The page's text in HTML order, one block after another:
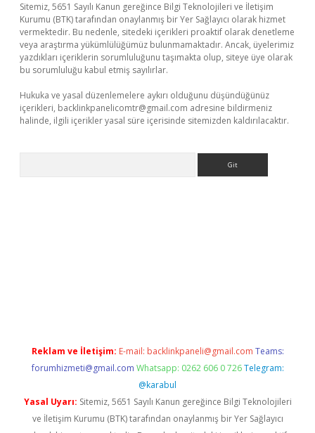
Sitemiz, 5651 Sayılı Kanun gereğince Bilgi Teknolojileri ve İletişim
Kurumu (BTK) tarafından onaylanmış bir Yer Sağlayıcı olarak hizmet
vermektedir. Bu nedenle, sitedeki içerikleri proaktif olarak denetleme
veya araştırma yükümlülüğümüz bulunmamaktadır. Ancak, üyelerimiz
yazdıkları içeriklerin sorumluluğunu taşımakta olup, siteye üye olarak
bu sorumluluğu kabul etmiş sayılırlar.
Hukuka ve yasal düzenlemelere aykırı olduğunu düşündüğünüz
içerikleri, backlinkpanelicomtr@gmail.com adresine bildirmeniz
halinde, ilgili içerikler yasal süre içerisinde sitemizden kaldırılacaktır.
Reklam ve İletişim: E-mail: backlinkpaneli@gmail.com Teams:
forumhizmeti@gmail.com Whatsapp: 0262 606 0 726 Telegram:
@karabul
Yasal Uyarı: Sitemiz, 5651 Sayılı Kanun gereğince Bilgi Teknolojileri
ve İletişim Kurumu (BTK) tarafından onaylanmış bir Yer Sağlayıcı